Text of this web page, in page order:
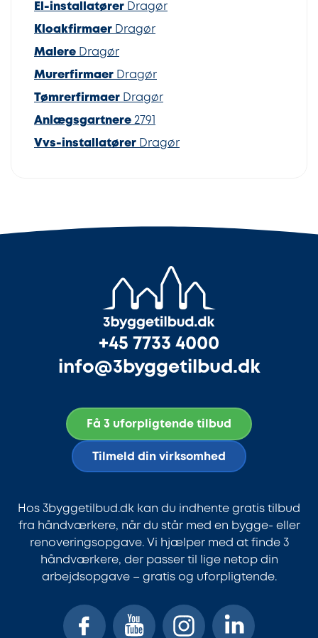
El-installatører Dragør
Kloakfirmaer Dragør
Malere Dragør
Murerfirmaer Dragør
Tømrerfirmaer Dragør
Anlægsgartnere 2791
Vvs-installatører Dragør
+45 7733 4000
info@3byggetilbud.dk
Få 3 uforpligtende tilbud
Tilmeld din virksomhed
Hos 3byggetilbud.dk kan du indhente gratis tilbud
fra håndværkere, når du står med en bygge- eller
renoveringsopgave. Vi hjælper med at finde 3
håndværkere, der passer til lige netop din
arbejdsopgave – gratis og uforpligtende.